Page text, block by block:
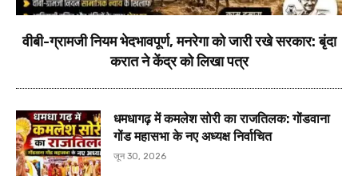
वीबी-ग्रामजी नियम भेदभावपूर्ण, मनरेगा को जारी रखे सरकार: बृंदा
करात ने केंद्र को लिखा पत्र
धमधागढ़ में कमलेश सोरी का राजतिलक: गोंडवाना
गोंड महासभा के नए अध्यक्ष निर्वाचित
जून 30, 2026